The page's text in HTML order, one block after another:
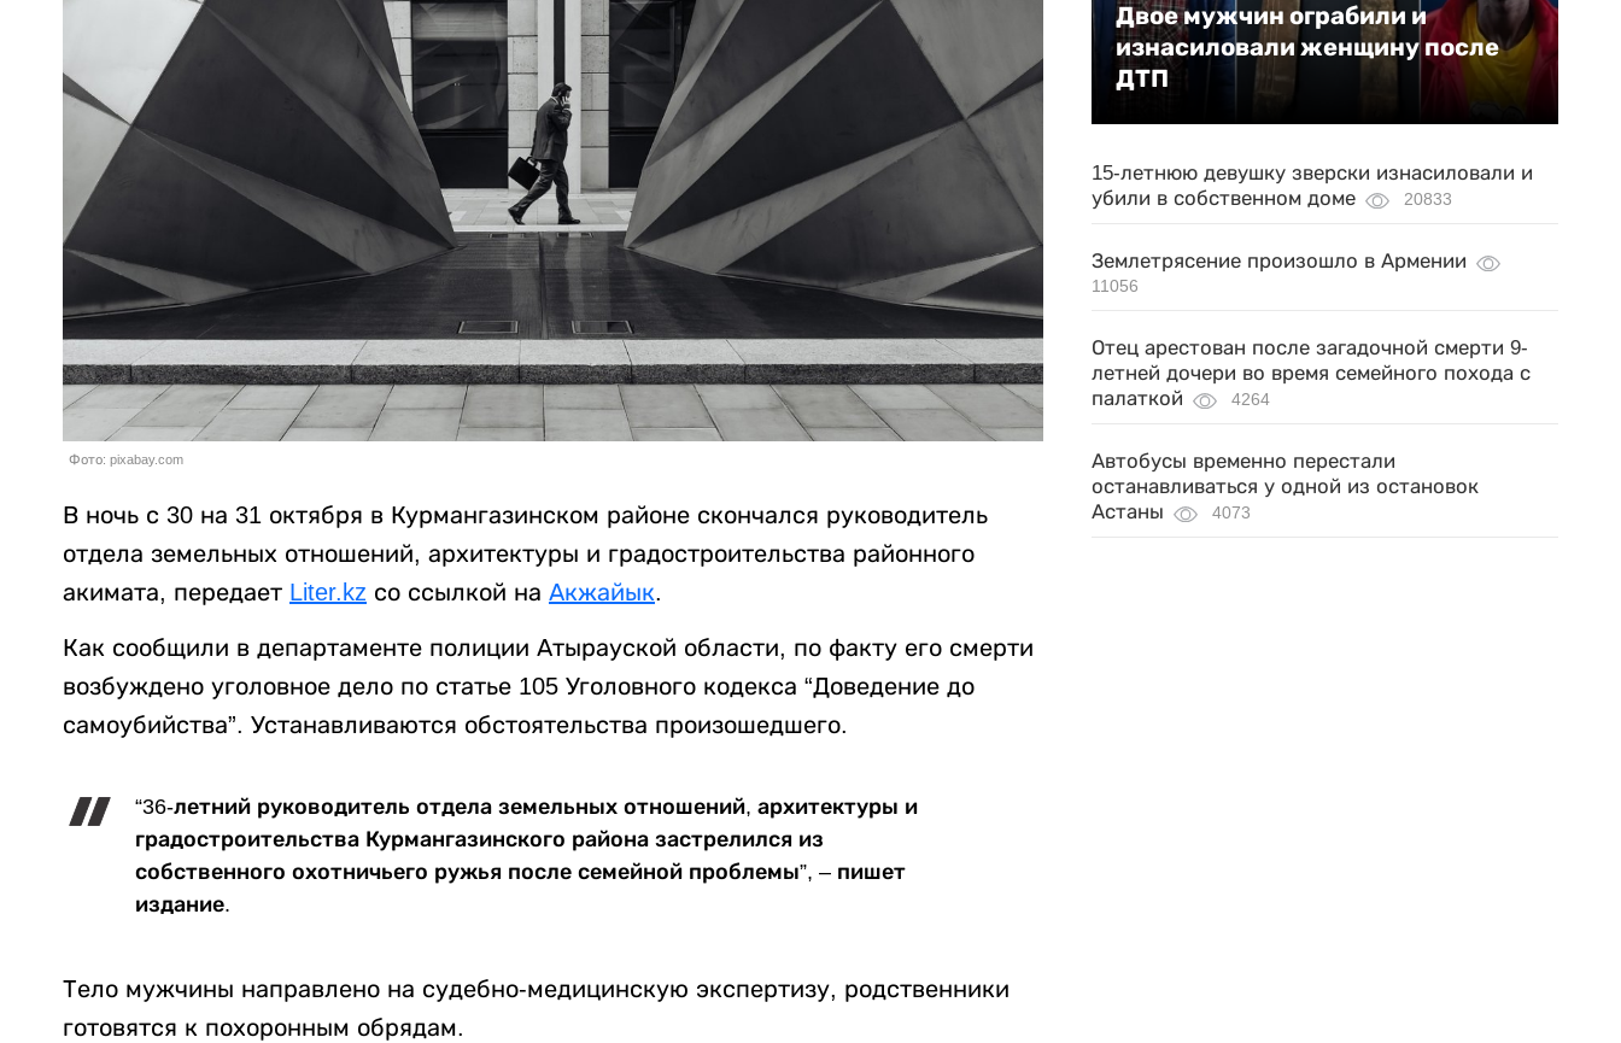
Фото: pixabay.com
В ночь с 30 на 31 октября в Курмангазинском районе скончался руководитель
отдела земельных отношений, архитектуры и градостроительства районного
акимата, передает Liter.kz со ссылкой на Акжайык.
Как сообщили в департаменте полиции Атырауской области, по факту его смерти
возбуждено уголовное дело по статье 105 Уголовного кодекса “Доведение до
самоубийства”. Устанавливаются обстоятельства произошедшего.
“36-летний руководитель отдела земельных отношений, архитектуры и
градостроительства Курмангазинского района застрелился из
собственного охотничьего ружья после семейной проблемы”, – пишет
издание.
Тело мужчины направлено на судебно-медицинскую экспертизу, родственники
готовятся к похоронным обрядам.
Двое мужчин ограбили и
изнасиловали женщину после
ДТП
15-летнюю девушку зверски изнасиловали и
убили в собственном доме
20833
Землетрясение произошло в Армении
11056
Отец арестован после загадочной смерти 9-
летней дочери во время семейного похода с
палаткой
4264
Автобусы временно перестали
останавливаться у одной из остановок
Астаны
4073